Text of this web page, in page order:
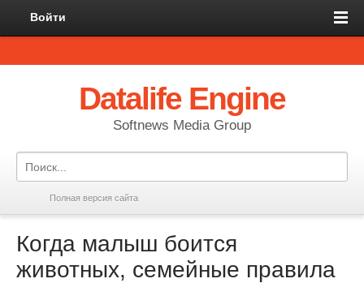
Войти
Datalife Engine
Softnews Media Group
Полная версия сайта
Когда малыш боится
животных, семейные правила